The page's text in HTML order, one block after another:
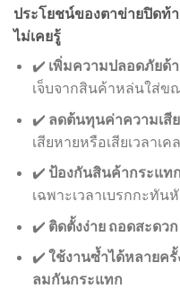
ประโยชน์ของตาข่ายปิดท้
ไม่เคยรู้
✔️ เพิ่มความปลอดภัยด้
เจ็บจากสินค้าหล่นใส่ข
✔️ ลดต้นทุนค่าความเสี
เสียหายหรือเสียเวลาเค
✔️ ป้องกันสินค้ากระแท
เฉพาะเวลาเบรกกะทัน
✔️ ติดตั้งง่าย ถอดสะดว
✔️ ใช้งานซ้ำได้หลายค
ลมกันกระแทก